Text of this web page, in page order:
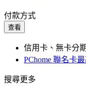
付款方式
查看
信用卡、無卡分
PChome 聯名卡
搜尋更多